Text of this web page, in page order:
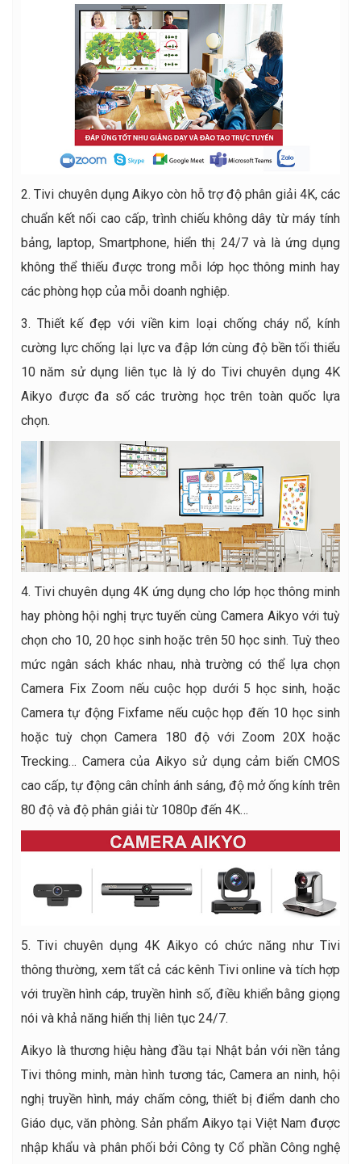
2. Tivi chuyên dụng Aikyo còn hỗ trợ độ phân giải 4K, các
chuẩn kết nối cao cấp, trình chiếu không dây từ máy tính
bảng, laptop, Smartphone, hiển thị 24/7 và là ứng dụng
không thể thiếu được trong mỗi lớp học thông minh hay
các phòng họp của mỗi doanh nghiệp.
3. Thiết kế đẹp với viền kim loại chống cháy nổ, kính
cường lực chống lại lực va đập lớn cùng độ bền tối thiểu
10 năm sử dụng liên tục là lý do Tivi chuyên dụng 4K
Aikyo được đa số các trường học trên toàn quốc lựa
chọn.
4. Tivi chuyên dụng 4K ứng dụng cho lớp học thông minh
hay phòng hội nghị trực tuyến cùng Camera Aikyo với tuỳ
chọn cho 10, 20 học sinh hoặc trên 50 học sinh. Tuỳ theo
mức ngân sách khác nhau, nhà trường có thể lựa chọn
Camera Fix Zoom nếu cuộc họp dưới 5 học sinh, hoặc
Camera tự động Fixfame nếu cuộc họp đến 10 học sinh
hoặc tuỳ chọn Camera 180 độ với Zoom 20X hoặc
Trecking… Camera của Aikyo sử dụng cảm biến CMOS
cao cấp, tự động cân chỉnh ánh sáng, độ mở ống kính trên
80 độ và độ phân giải từ 1080p đến 4K…
5. Tivi chuyên dụng 4K Aikyo có chức năng như Tivi
thông thường, xem tất cả các kênh Tivi online và tích hợp
với truyền hình cáp, truyền hình số, điều khiển bằng giọng
nói và khả năng hiển thị liên tục 24/7.
Aikyo là thương hiệu hàng đầu tại Nhật bản với nền tảng
Tivi thông minh, màn hình tương tác, Camera an ninh, hội
nghị truyền hình, máy chấm công, thiết bị điểm danh cho
Giáo dục, văn phòng. Sản phẩm Aikyo tại Việt Nam được
nhập khẩu và phân phối bởi Công ty Cổ phần Công nghệ